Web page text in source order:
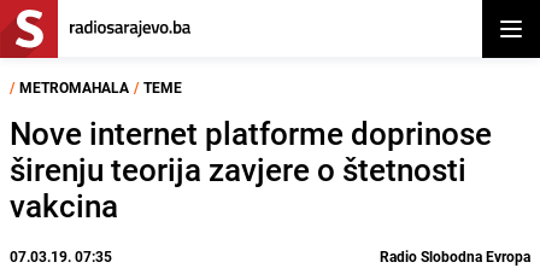
/ METROMAHALA / TEME
Nove internet platforme doprinose
širenju teorija zavjere o štetnosti
vakcina
07.03.19. 07:35 Radio Slobodna Evropa